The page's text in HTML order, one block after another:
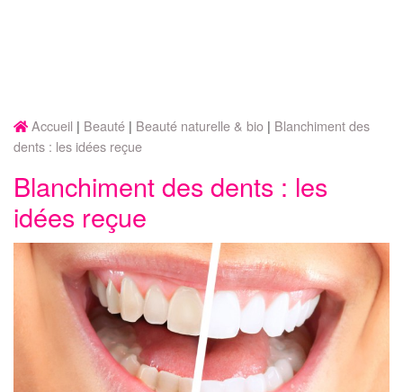
Accueil Beauté Beauté naturelle & bio
Blanchiment des
dents : les idées reçue
Blanchiment des dents : les
idées reçue